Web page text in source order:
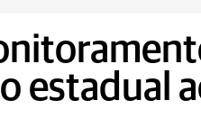
estadual